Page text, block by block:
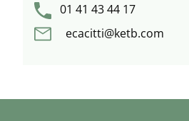
01 41 43 44 17
ecacitti@ketb.com